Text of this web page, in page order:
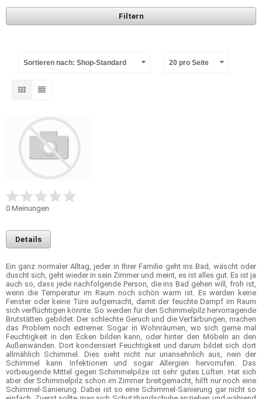
Filtern
Sortieren nach: Shop-Standard 20 pro Seite
0 Meinungen
Details
Ein ganz normaler Alltag, jeder in Ihrer Familie geht ins Bad, wäscht oder
duscht sich, geht wieder in sein Zimmer und meint, es ist alles gut. Es ist ja
auch so, dass jede nachfolgende Person, die ins Bad gehen will, froh ist,
wenn die Temperatur im Raum noch schön warm ist. Es werden keine
Fenster oder keine Türe aufgemacht, damit der feuchte Dampf im Raum
sich verflüchtigen könnte. So werden für den Schimmelpilz hervorragende
Brutstätten gebildet. Der schlechte Geruch und die Verfärbungen, machen
das Problem noch extremer. Sogar in Wohnräumen, wo sich gerne mal
Feuchtigkeit in den Ecken bilden kann, oder hinter den Möbeln an den
Außenwänden. Dort kondensiert Feuchtigkeit und darum bildet sich dort
allmählich Schimmel. Dies sieht nicht nur unansehnlich aus, nein der
Schimmel kann Infektionen und sogar Allergien hervorrufen. Das
vorbeugende Mittel gegen Schimmelpilze ist sehr gutes Lüften. Hat sich
aber der Schimmelpilz schon im Zimmer breitgemacht, hilft nur noch eine
Schimmel-Sanierung. Dabei ist so eine Schimmel-Sanierung gar nicht so